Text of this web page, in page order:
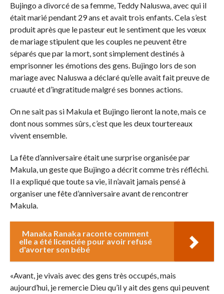
Bujingo a divorcé de sa femme, Teddy Naluswa, avec qui il
était marié pendant 29 ans et avait trois enfants. Cela s’est
produit après que le pasteur eut le sentiment que les vœux
de mariage stipulent que les couples ne peuvent être
séparés que par la mort, sont simplement destinés à
emprisonner les émotions des gens. Bujingo lors de son
mariage avec Naluswa a déclaré qu’elle avait fait preuve de
cruauté et d’ingratitude malgré ses bonnes actions.
On ne sait pas si Makula et Bujingo lieront la note, mais ce
dont nous sommes sûrs, c’est que les deux tourtereaux
vivent ensemble.
La fête d’anniversaire était une surprise organisée par
Makula, un geste que Bujingo a décrit comme très réfléchi.
Il a expliqué que toute sa vie, il n’avait jamais pensé à
organiser une fête d’anniversaire avant de rencontrer
Makula.
Manaka Ranaka raconte comment
elle a été licenciée pour avoir refusé
d'avorter son bébé
«Avant, je vivais avec des gens très occupés, mais
aujourd’hui, je remercie Dieu qu’il y ait des gens qui peuvent